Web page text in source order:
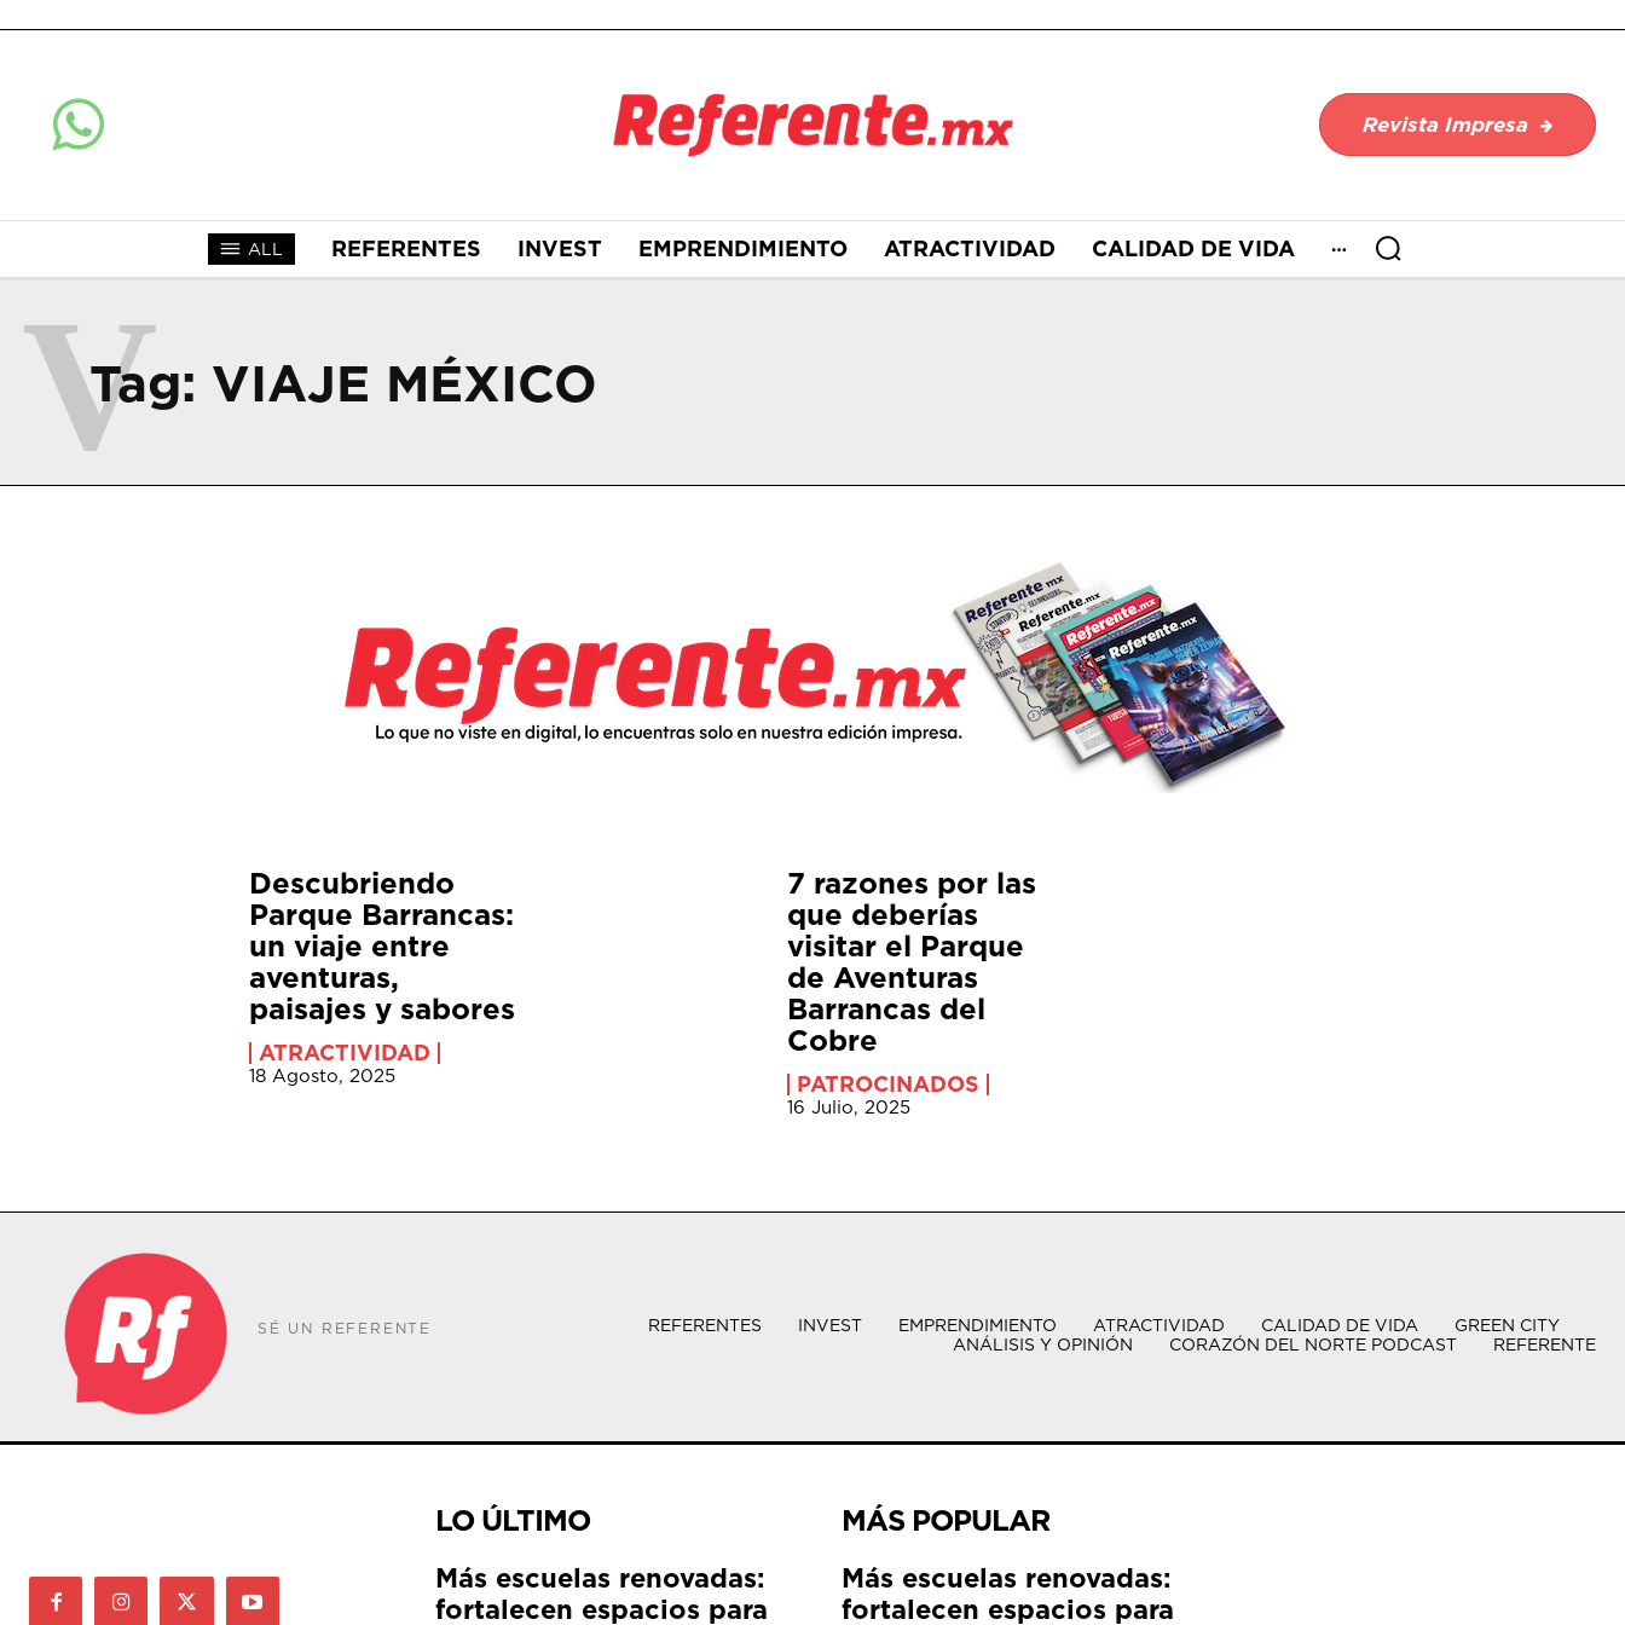
Revista Impresa
ALL REFERENTES INVEST EMPRENDIMIENTO ATRACTIVIDAD CALIDAD DE VIDA
Tag: VIAJE MÉXICO
V
Descubriendo
Parque Barrancas:
un viaje entre
aventuras,
paisajes y sabores
ATRACTIVIDAD
18 Agosto, 2025
7 razones por las
que deberías
visitar el Parque
de Aventuras
Barrancas del
Cobre
PATROCINADOS
16 Julio, 2025
SÉ UN REFERENTE REFERENTES INVEST EMPRENDIMIENTO ATRACTIVIDAD CALIDAD DE VIDA
GREEN CITY
ANÁLISIS Y OPINIÓN
CORAZÓN DEL NORTE PODCAST REFERENTE
LO ÚLTIMO
Más escuelas renovadas:
fortalecen espacios para
MÁS POPULAR
Más escuelas renovadas:
fortalecen espacios para